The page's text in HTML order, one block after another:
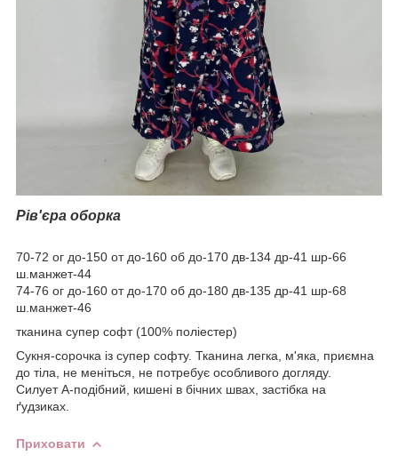
Рів'єра оборка
70-72 ог до-150 от до-160 об до-170 дв-134 др-41 шр-66
ш.манжет-44
74-76 ог до-160 от до-170 об до-180 дв-135 др-41 шр-68
ш.манжет-46
тканина супер софт (100% поліестер)
Сукня-сорочка із супер софту. Тканина легка, м'яка, приємна
до тіла, не меніться, не потребує особливого догляду.
Силует А-подібний, кишені в бічних швах, застібка на
ґудзиках.
Приховати